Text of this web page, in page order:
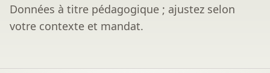
Données à titre pédagogique ; ajustez selon
votre contexte et mandat.